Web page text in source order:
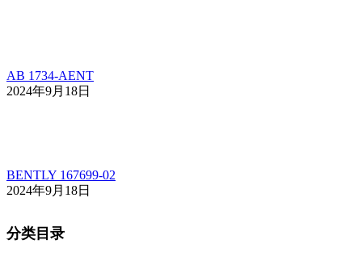
AB 1734-AENT
2024年9月18日
BENTLY 167699-02
2024年9月18日
分类目录